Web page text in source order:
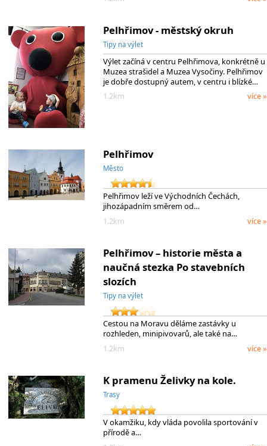
Pelhřimov - městský okruh
Tipy na výlet
Výlet začíná v centru Pelhřimova, konkrétně u
Muzea strašidel a Muzea Vysočiny. Pelhřimov
je dobře dostupný autem, v centru i blízké…
1.2km
více »
Pelhřimov
Město
Pelhřimov leží ve Východních Čechách,
jihozápadním směrem od…
1.2km
více »
Pelhřimov – historie města a
naučná stezka Po stavebních
slozích
Tipy na výlet
Cestou na Moravu děláme zastávky u
rozhleden, minipivovarů, ale také na…
1.2km
více »
K pramenu Želivky na kole.
Trasy
V okamžiku, kdy vláda povolila sportování v
přírodě a…